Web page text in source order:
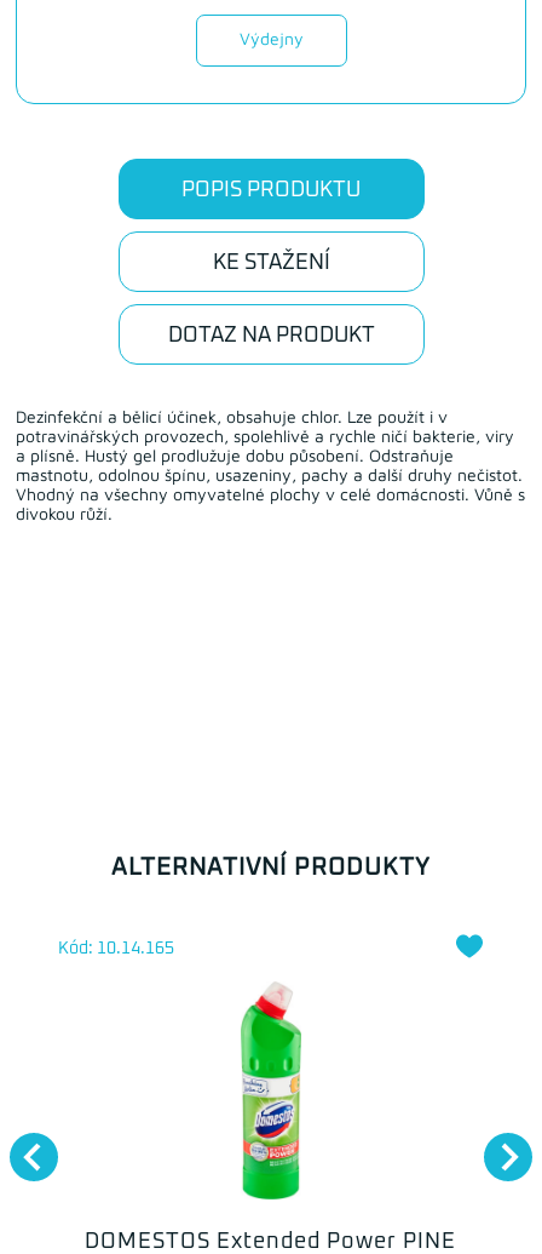
Výdejny
POPIS PRODUKTU
KE STAŽENÍ
DOTAZ NA PRODUKT
Dezinfekční a bělicí účinek, obsahuje chlor. Lze použít i v
potravinářských provozech, spolehlivě a rychle ničí bakterie, viry
a plísně. Hustý gel prodlužuje dobu působení. Odstraňuje
mastnotu, odolnou špínu, usazeniny, pachy a další druhy nečistot.
Vhodný na všechny omyvatelné plochy v celé domácnosti. Vůně s
divokou růží.
ALTERNATIVNÍ PRODUKTY
DOMESTOS Extended Power PINE
Kód: 10.14.165